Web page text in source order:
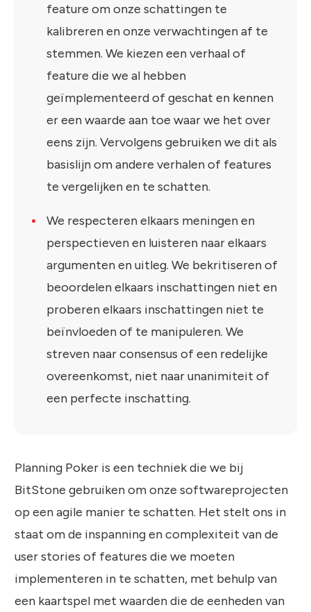
feature om onze schattingen te
kalibreren en onze verwachtingen af ​​te
stemmen. We kiezen een verhaal of
feature die we al hebben
geïmplementeerd of geschat en kennen
er een waarde aan toe waar we het over
eens zijn. Vervolgens gebruiken we dit als
basislijn om andere verhalen of features
te vergelijken en te schatten.
We respecteren elkaars meningen en
perspectieven en luisteren naar elkaars
argumenten en uitleg. We bekritiseren of
beoordelen elkaars inschattingen niet en
proberen elkaars inschattingen niet te
beïnvloeden of te manipuleren. We
streven naar consensus of een redelijke
overeenkomst, niet naar unanimiteit of
een perfecte inschatting.
Planning Poker is een techniek die we bij
BitStone gebruiken om onze softwareprojecten
op een agile manier te schatten. Het stelt ons in
staat om de inspanning en complexiteit van de
user stories of features die we moeten
implementeren in te schatten, met behulp van
een kaartspel met waarden die de eenheden van